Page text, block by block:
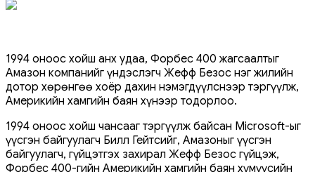
1994 оноос хойш анх удаа, Форбес 400 жагсаалтыг
Амазон компанийг үндэслэгч Жефф Безос нэг жилийн
дотор хөрөнгөө хоёр дахин нэмэгдүүлснээр тэргүүлж,
Америкийн хамгийн баян хүнээр тодорлоо.
1994 оноос хойш чансааг тэргүүлж байсан Microsoft-ыг
үүсгэн байгуулагч Билл Гейтсийг, Амазоныг үүсгэн
байгуулагч, гүйцэтгэх захирал Жефф Безос гүйцэж,
Форбес 400-гийн Америкийн хамгийн баян хүмүүсийн